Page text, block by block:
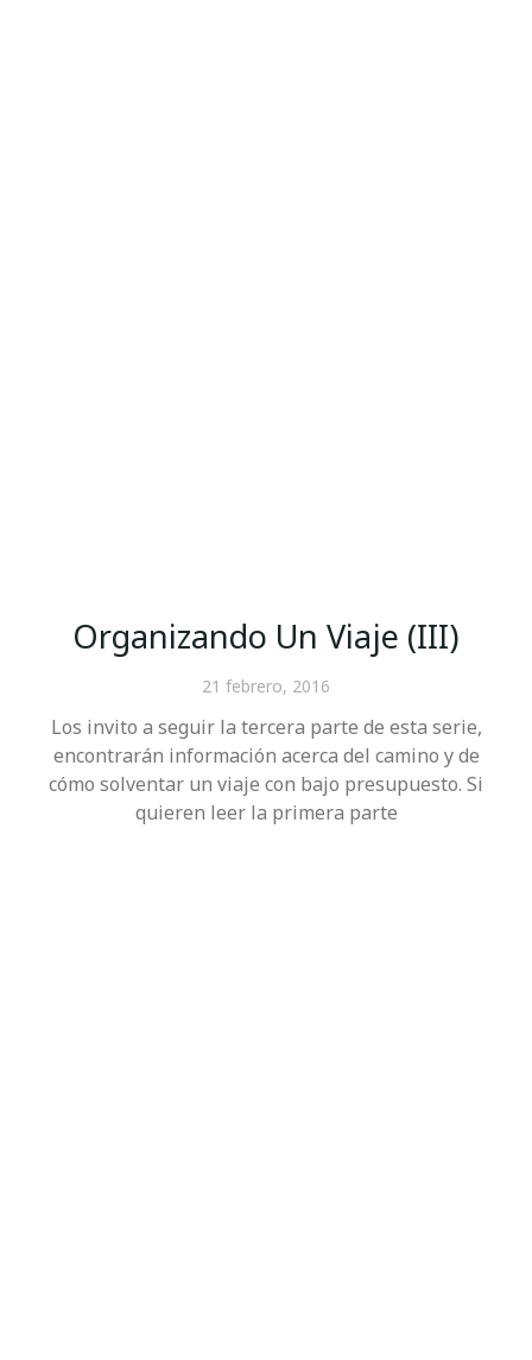
Organizando Un Viaje (III)
21 febrero, 2016
Los invito a seguir la tercera parte de esta serie,
encontrarán información acerca del camino y de
cómo solventar un viaje con bajo presupuesto. Si
quieren leer la primera parte